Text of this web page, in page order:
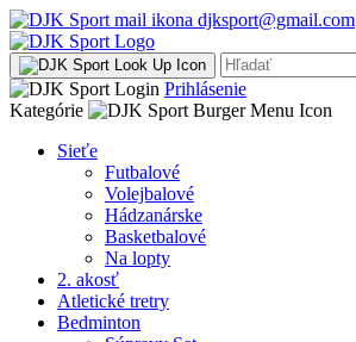
djksport@gmail.com
Prihlásenie
Kategórie
Sieťe
Futbalové
Volejbalové
Hádzanárske
Basketbalové
Na lopty
2. akosť
Atletické tretry
Bedminton